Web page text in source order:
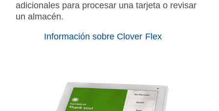
adicionales para procesar una tarjeta o revisar
un almacén.
Información sobre Clover Flex